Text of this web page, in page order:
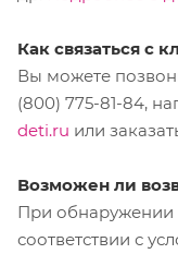
Как связаться с
Вы можете
(800) 775-81-84,
deti.ru или
Возможен ли
При обнаружении
соответствии с